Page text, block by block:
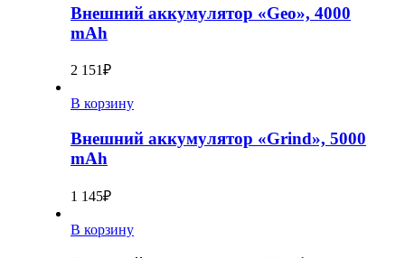
Внешний аккумулятор «Geo», 4000
mAh
2 151₽
В корзину
Внешний аккумулятор «Grind», 5000
mAh
1 145₽
В корзину